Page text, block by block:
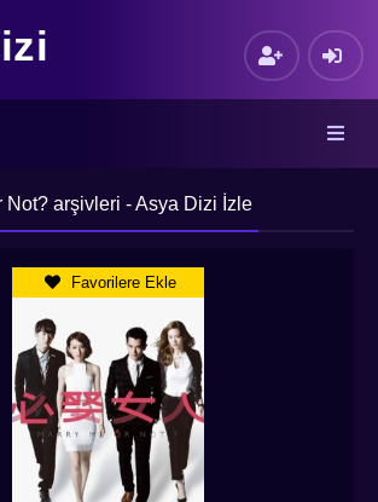
Not? arşivleri - Asya Dizi İzle
Favorilere Ekle